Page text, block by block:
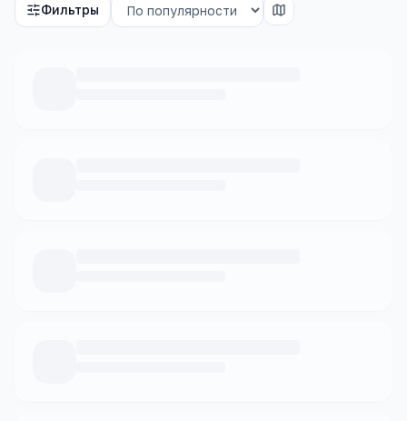
Фильтры